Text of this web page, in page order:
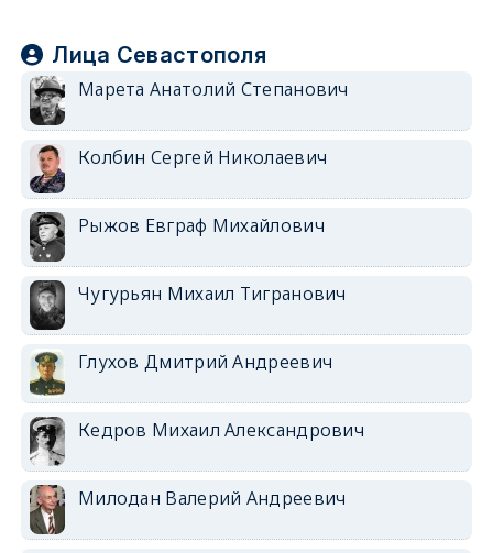
Лица Севастополя
Марета Анатолий Степанович
Колбин Сергей Николаевич
Рыжов Евграф Михайлович
Чугурьян Михаил Тигранович
Глухов Дмитрий Андреевич
Кедров Михаил Александрович
Милодан Валерий Андреевич